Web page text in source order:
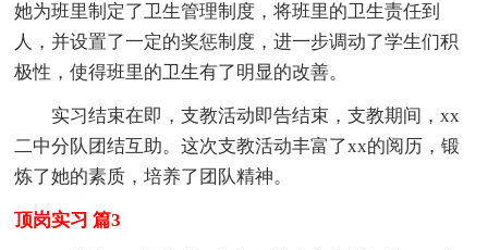
她为班里制定了卫生管理制度，将班里的卫生责任到
人，并设置了一定的奖惩制度，进一步调动了学生们积
极性，使得班里的卫生有了明显的改善。
实习结束在即，支教活动即告结束，支教期间，xx
二中分队团结互助。这次支教活动丰富了xx的阅历，锻
炼了她的素质，培养了团队精神。
顶岗实习 篇3